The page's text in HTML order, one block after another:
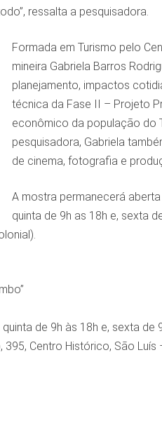
ressalta a pesquisadora.
Formada em Turismo pelo
mineira Gabriela Barros
planejamento, impactos
técnica da Fase II – Projeto
econômico da população do
pesquisadora, Gabriela
de cinema, fotografia e
A mostra permanecerá
quinta de 9h as 18h e, sexta
de 9h às 18h e, sexta de
395, Centro Histórico, São Luís